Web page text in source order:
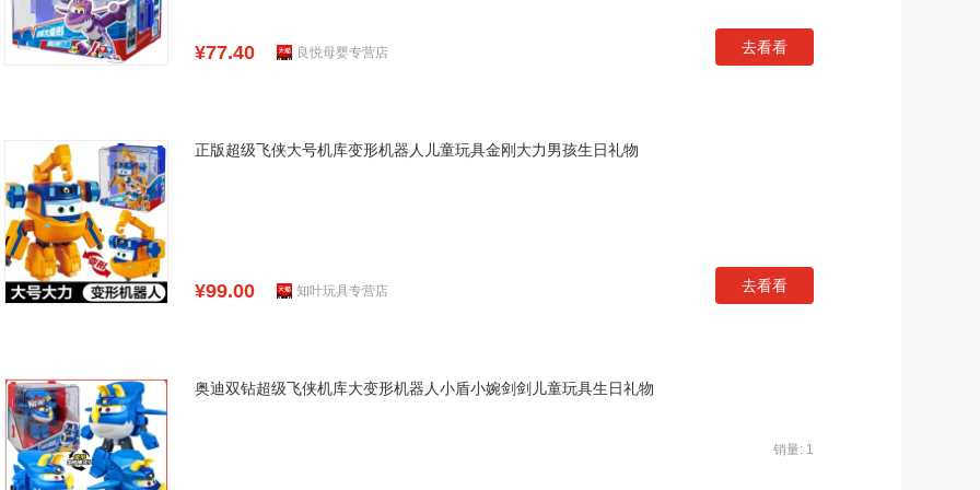
¥77.40 良悦母婴专营店 去看看
正版超级飞侠大号机库变形机器人儿童玩具金刚大力男孩生日礼物
¥99.00 知叶玩具专营店 去看看
奥迪双钻超级飞侠机库大变形机器人小盾小婉剑剑儿童玩具生日礼物
销量: 1